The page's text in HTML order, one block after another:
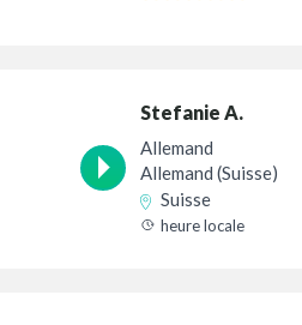
Stefanie A.
Allemand
Allemand (Suisse)
Suisse
heure locale